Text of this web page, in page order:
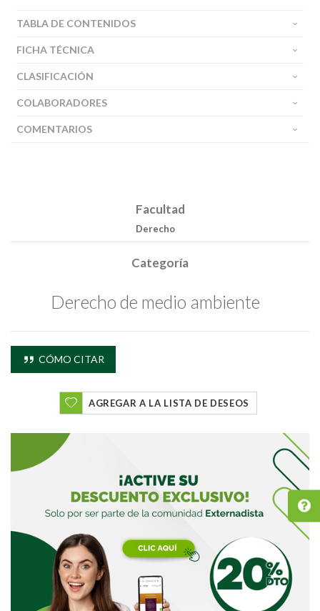
TABLA DE CONTENIDOS
FICHA TÉCNICA
CLASIFICACIÓN
COLABORADORES
COMENTARIOS
Facultad
Derecho
Categoría
Derecho de medio ambiente
CÓMO CITAR
AGREGAR A LA LISTA DE DESEOS